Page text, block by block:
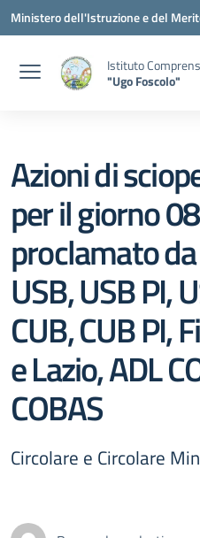
Vai ai contenuti
Vai al menu di navigazione
Vai al footer
Ministero dell'Istruzione e del
Istituto
"Ugo Foscolo"
Azioni di
per il giorno
proclamato da
USB, USB PI,
CUB, CUB PI,
e Lazio, ADL
COBAS
Circolare e Circolare